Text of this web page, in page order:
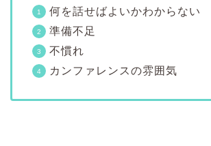
何を話せばよいかわからない
準備不足
不慣れ
カンファレンスの雰囲気